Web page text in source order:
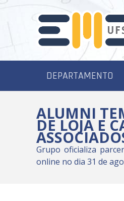
DEPARTAMENTO
ALUMNI
DE LOJA E
Grupo oficializa
online no dia 31 de